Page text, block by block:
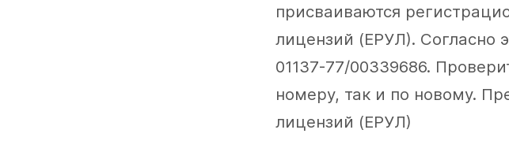
присваиваются
лицензий (ЕРУЛ). Согласно
01137-77/00339686.
номеру, так и по новому.
лицензий (ЕРУЛ)